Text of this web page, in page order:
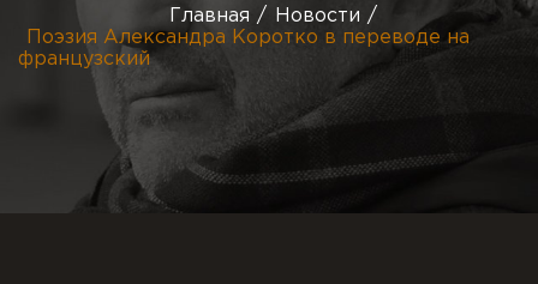
Главная
Новости
Поэзия Александра Коротко в переводе на
французский